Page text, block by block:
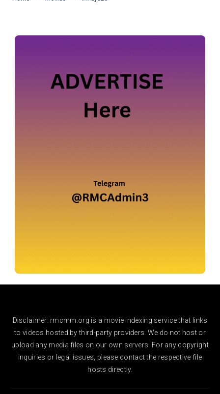
Disclaimer: rmcmm.org is a movie indexing service that links
to videos hosted by third-party providers. We do not host or
upload any media files on our own servers. For any copyright
inquiries or legal issues, please contact the respective file
hosts directly.